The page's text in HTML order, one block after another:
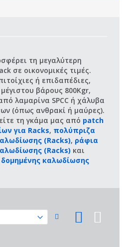
τη μεγαλύτερη
σε οικονομικές τιμές.
ή επιδαπέδιες,
βάρους 800Kgr,
λαμαρίνα SPCC ή χάλυβα
(όπως ανθρακί ή μαύρες).
τη γκάμα μας από patch
για Racks, πολύπριζα
(Racks), ράφια
(Racks) και
καλωδίωσης